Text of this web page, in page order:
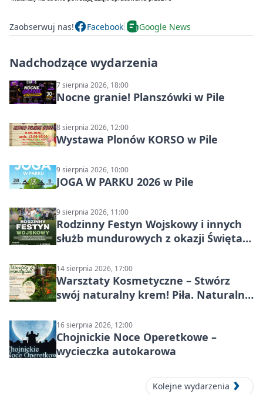
Zaobserwuj nas! Facebook Google News
Nadchodzące wydarzenia
7 sierpnia 2026, 18:00
Nocne granie! Planszówki w Pile
8 sierpnia 2026, 12:00
Wystawa Plonów KORSO w Pile
9 sierpnia 2026, 10:00
JOGA W PARKU 2026 w Pile
9 sierpnia 2026, 11:00
Rodzinny Festyn Wojskowy i innych
służb mundurowych z okazji Święta
14 sierpnia 2026, 17:00
Warsztaty Kosmetyczne – Stwórz
swój naturalny krem! Piła. Naturalna
16 sierpnia 2026, 12:00
Chojnickie Noce Operetkowe –
wycieczka autokarowa
Kolejne wydarzenia